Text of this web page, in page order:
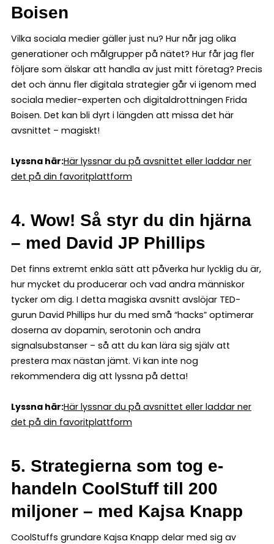
Boisen
Vilka sociala medier gäller just nu? Hur når jag olika
generationer och målgrupper på nätet? Hur får jag fler
följare som älskar att handla av just mitt företag? Precis
det och ännu fler digitala strategier går vi igenom med
sociala medier-experten och digitaldrottningen Frida
Boisen. Det kan bli dyrt i längden att missa det här
avsnittet – magiskt!
Lyssna här:Här lyssnar du på avsnittet eller laddar ner
det på din favoritplattform
4. Wow! Så styr du din hjärna
– med David JP Phillips
Det finns extremt enkla sätt att påverka hur lycklig du är,
hur mycket du producerar och vad andra människor
tycker om dig. I detta magiska avsnitt avslöjar TED-
gurun David Phillips hur du med små “hacks” optimerar
doserna av dopamin, serotonin och andra
signalsubstanser – så att du kan lära sig själv att
prestera max nästan jämt. Vi kan inte nog
rekommendera dig att lyssna på detta!
Lyssna här:Här lyssnar du på avsnittet eller laddar ner
det på din favoritplattform
5. Strategierna som tog e-
handeln CoolStuff till 200
miljoner – med Kajsa Knapp
CoolStuffs grundare Kajsa Knapp delar med sig av